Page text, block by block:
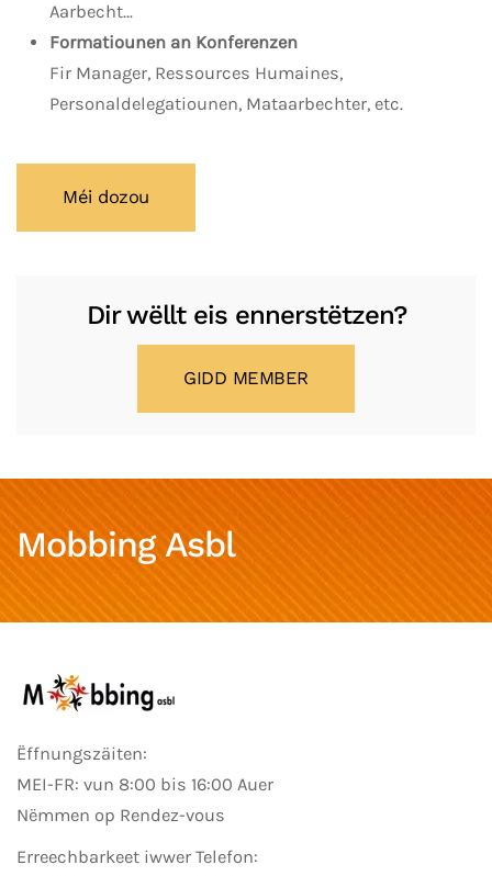
Aarbecht…
Formatiounen an Konferenzen
Fir Manager, Ressources Humaines,
Personaldelegatiounen, Mataarbechter, etc.
Méi dozou
Dir wëllt eis ennerstëtzen?
GIDD MEMBER
Mobbing Asbl
Ëffnungszäiten:
MEI-FR: vun 8:00 bis 16:00 Auer
Nëmmen op Rendez-vous
Erreechbarkeet iwwer Telefon: